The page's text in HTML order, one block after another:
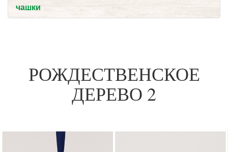
чашки
РОЖДЕСТВЕНСКОЕ
ДЕРЕВО 2